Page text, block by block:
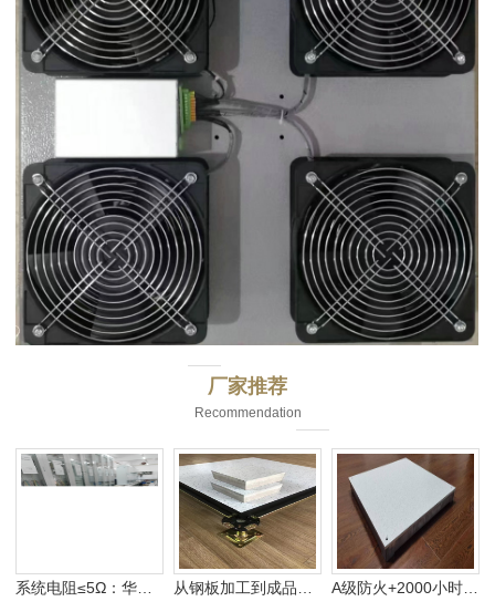
厂家推荐
Recommendation
系统电阻≤5Ω：华鹰全钢防静电地板的静电管理之道 从钢板加工到成品出厂的自主产业链——林德如何死磕每一块地板的质量 A级防火+2000小时盐雾测试：华鹰全钢防静电地板为什么能质保10年